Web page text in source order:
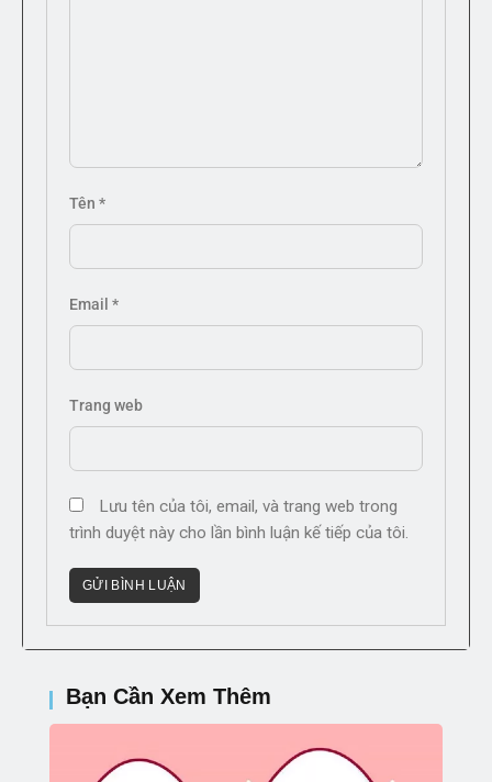
Tên *
Email *
Trang web
Lưu tên của tôi, email, và trang web trong
trình duyệt này cho lần bình luận kế tiếp của tôi.
Bạn Cần Xem Thêm